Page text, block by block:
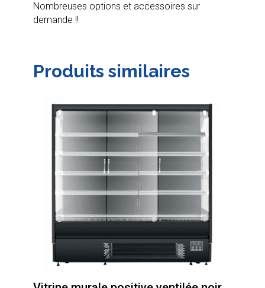
Nombreuses options et accessoires sur
demande !!
Produits similaires